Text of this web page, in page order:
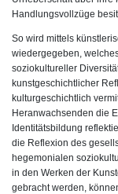
Handlungsvollzüge
So wird mittels
wiedergegeben,
soziokultureller
kunstgeschichtlicher
kulturgeschichtlich
Heranwachsenden die
Identitätsbildung
die Reflexion des
hegemonialen
in den Werken der
gebracht werden,